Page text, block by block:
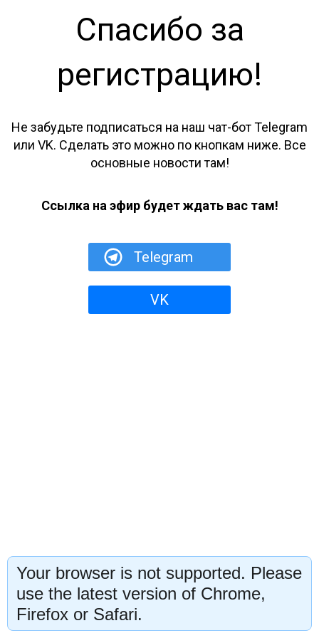
Спасибо за
регистрацию!
Не забудьте подписаться на наш чат-бот Telegram
или VK. Сделать это можно по кнопкам ниже. Все
основные новости там!
Ссылка на эфир будет ждать вас там!
Telegram
VK
Your browser is not supported. Please
use the latest version of Chrome,
Firefox or Safari.